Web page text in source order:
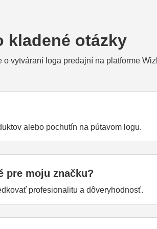
kladené otázky
o vytváraní loga predajní na platforme
alebo pochutín na pútavom logu.
pre moju značku?
profesionalitu a dôveryhodnosť.